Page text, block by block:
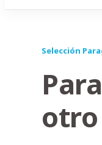
Selección
otro